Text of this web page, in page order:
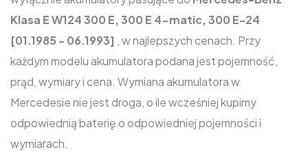
Klasa E W124 300 E, 300 E 4-matic, 300 E-24
[01.1985 - 06.1993] , w najlepszych cenach. Przy
każdym modelu akumulatora podana jest pojemność,
prąd, wymiary i cena. Wymiana akumulatora w
Mercedesie nie jest droga, o ile wcześniej kupimy
odpowiednią baterię o odpowiedniej pojemności i
wymiarach.